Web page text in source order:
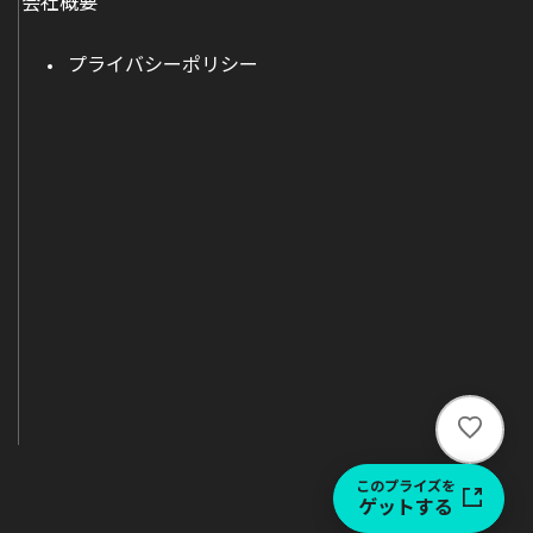
い
ね
このプライズを
ゲットする
プライバシーポリシー